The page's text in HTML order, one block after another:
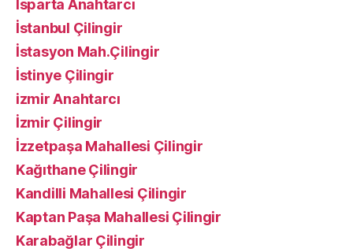
Isparta Anahtarcı
İstanbul Çilingir
İstasyon Mah.Çilingir
İstinye Çilingir
izmir Anahtarcı
İzmir Çilingir
İzzetpaşa Mahallesi Çilingir
Kağıthane Çilingir
Kandilli Mahallesi Çilingir
Kaptan Paşa Mahallesi Çilingir
Karabağlar Çilingir